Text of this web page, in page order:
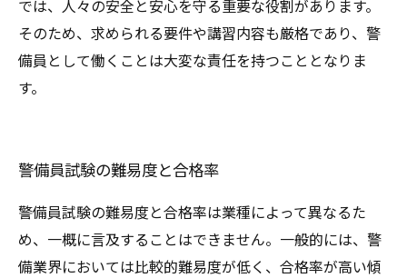
では、人々の安全と安心を守る重要な役割があります。
そのため、求められる要件や講習内容も厳格であり、警
備員として働くことは大変な責任を持つこととなりま
す。
警備員試験の難易度と合格率
警備員試験の難易度と合格率は業種によって異なるた
め、一概に言及することはできません。一般的には、警
備業界においては比較的難易度が低く、合格率が高い傾